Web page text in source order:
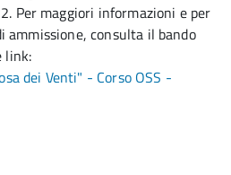
Per maggiori informazioni e per
consulta il bando
link:
dei Venti" - Corso OSS -